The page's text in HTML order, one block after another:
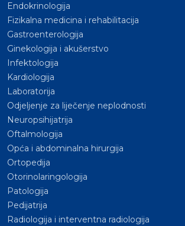
Endokrinologija
Fizikalna medicina i rehabilitacija
Gastroenterologija
Ginekologija i akušerstvo
Infektologija
Kardiologija
Laboratorija
Odjeljenje za liječenje neplodnosti
Neuropsihijatrija
Oftalmologija
Opća i abdominalna hirurgija
Ortopedija
Otorinolaringologija
Patologija
Pedijatrija
Radiologija i interventna radiologija